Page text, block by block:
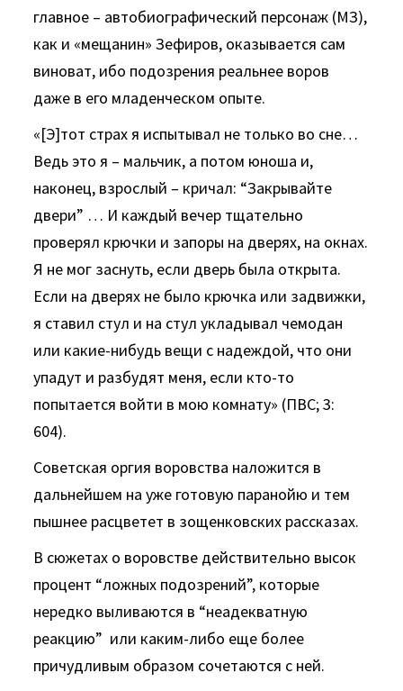
главное – автобиографический персонаж (МЗ),
как и «мещанин» Зефиров, оказывается сам
виноват, ибо подозрения реальнее воров
даже в его младенческом опыте.
«[Э]тот страх я испытывал не только во сне…
Ведь это я – мальчик, а потом юноша и,
наконец, взрослый – кричал: “Закрывайте
двери” … И каждый вечер тщательно
проверял крючки и запоры на дверях, на окнах.
Я не мог заснуть, если дверь была открыта.
Если на дверях не было крючка или задвижки,
я ставил стул и на стул укладывал чемодан
или какие-нибудь вещи с надеждой, что они
упадут и разбудят меня, если кто-то
попытается войти в мою комнату» (ПВС; 3:
604).
Советская оргия воровства наложится в
дальнейшем на уже готовую паранойю и тем
пышнее расцветет в зощенковских рассказах.
В сюжетах о воровстве действительно высок
процент “ложных подозрений”, которые
нередко выливаются в “неадекватную
реакцию” или каким-либо еще более
причудливым образом сочетаются с ней.